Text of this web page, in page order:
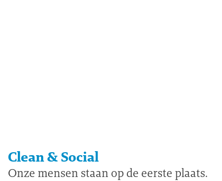
Clean & Social
Onze mensen staan op de eerste plaats.